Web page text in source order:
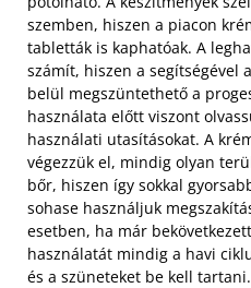
szemben, hiszen a piacon
tabletták is kaphatóak. A
számít, hiszen a segítségével
belül megszüntethető a
használata előtt viszont
használati utasításokat. A
végezzük el, mindig olyan
bőr, hiszen így sokkal
sohase használjuk
esetben, ha már
használatát mindig a havi
és a szüneteket be kell tartani.